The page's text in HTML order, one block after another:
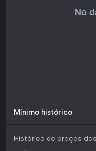
Mínimo histórico
Histórico de preços